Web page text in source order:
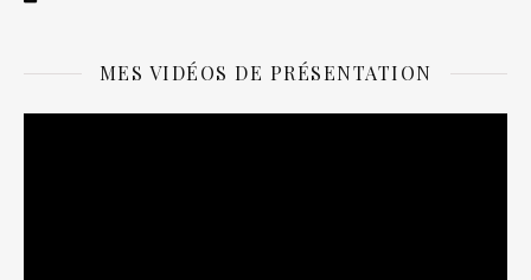
MES VIDÉOS DE PRÉSENTATION